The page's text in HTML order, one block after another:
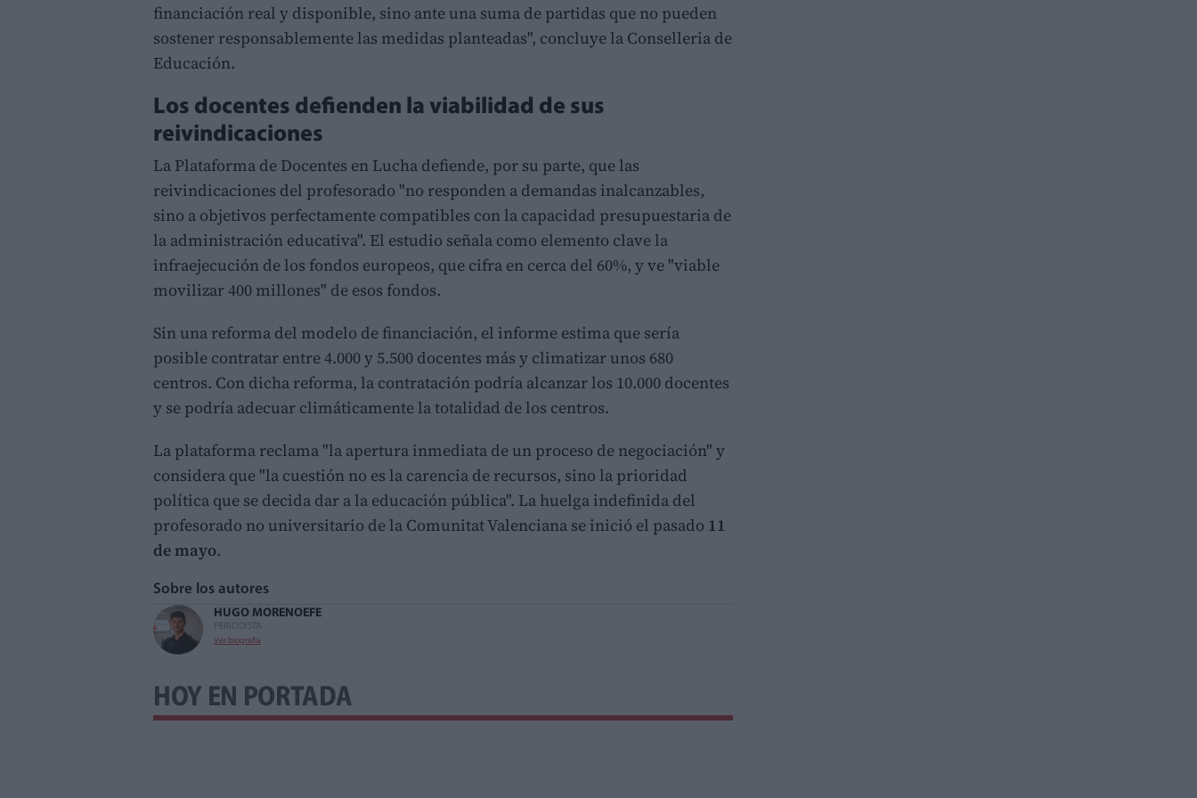
financiación real y disponible, sino ante una suma de partidas que no pueden
sostener responsablemente las medidas planteadas", concluye la Conselleria de
Educación.
Los docentes defienden la viabilidad de sus
reivindicaciones
La Plataforma de Docentes en Lucha defiende, por su parte, que las
reivindicaciones del profesorado "no responden a demandas inalcanzables,
sino a objetivos perfectamente compatibles con la capacidad presupuestaria de
la administración educativa". El estudio señala como elemento clave la
infraejecución de los fondos europeos, que cifra en cerca del 60%, y ve "viable
movilizar 400 millones" de esos fondos.
Sin una reforma del modelo de financiación, el informe estima que sería
posible contratar entre 4.000 y 5.500 docentes más y climatizar unos 680
centros. Con dicha reforma, la contratación podría alcanzar los 10.000 docentes
y se podría adecuar climáticamente la totalidad de los centros.
La plataforma reclama "la apertura inmediata de un proceso de negociación" y
considera que "la cuestión no es la carencia de recursos, sino la prioridad
política que se decida dar a la educación pública". La huelga indefinida del
profesorado no universitario de la Comunitat Valenciana se inició el pasado 11
de mayo.
Sobre los autores
HUGO MORENO
PERIODISTA
Ver biografía
EFE
HOY EN PORTADA